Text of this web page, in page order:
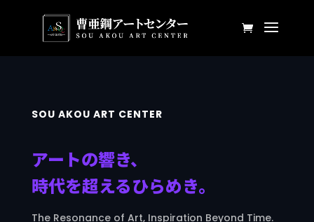
SOU AKOU ART CENTER
アートの響き、
時代を超えるひらめき。
The Resonance of Art, Inspiration Beyond Time.